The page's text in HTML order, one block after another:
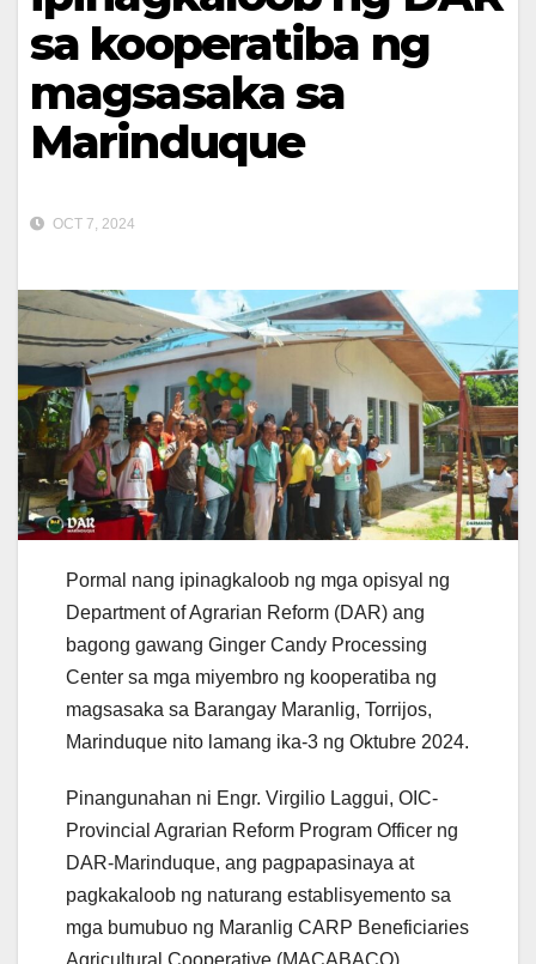
sa kooperatiba ng
magsasaka sa
Marinduque
OCT 7, 2024
Pormal nang ipinagkaloob ng mga opisyal ng
Department of Agrarian Reform (DAR) ang
bagong gawang Ginger Candy Processing
Center sa mga miyembro ng kooperatiba ng
magsasaka sa Barangay Maranlig, Torrijos,
Marinduque nito lamang ika-3 ng Oktubre 2024.
Pinangunahan ni Engr. Virgilio Laggui, OIC-
Provincial Agrarian Reform Program Officer ng
DAR-Marinduque, ang pagpapasinaya at
pagkakaloob ng naturang establisyemento sa
mga bumubuo ng Maranlig CARP Beneficiaries
Agricultural Cooperative (MACABACO)